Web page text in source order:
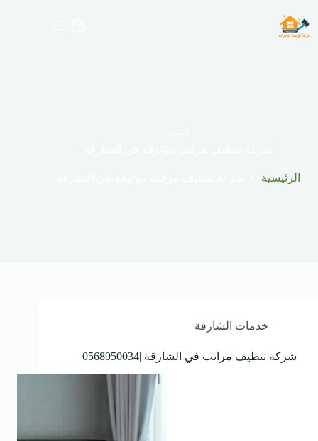
إلى
المحتوى
الرئيسية
خدمات الشارقة
شركة تنظيف مراتب في الشارقة |0568950034